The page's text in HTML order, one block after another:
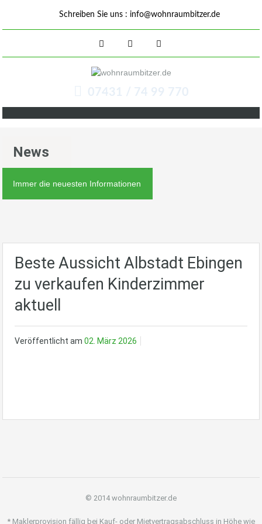
Schreiben Sie uns : info@wohnraumbitzer.de
07431 / 74 99 770
News
Immer die neuesten Informationen
Beste Aussicht Albstadt Ebingen
zu verkaufen Kinderzimmer
aktuell
Veröffentlicht am 02. März 2026
© 2014 wohnraumbitzer.de
* Maklerprovision fällig bei Kauf- oder Mietvertragsabschluss in Höhe wie